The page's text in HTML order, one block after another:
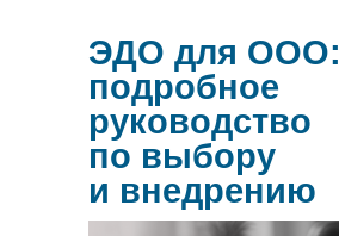
ЭДО для ООО:
подробное
руководство
по выбору
и внедрению